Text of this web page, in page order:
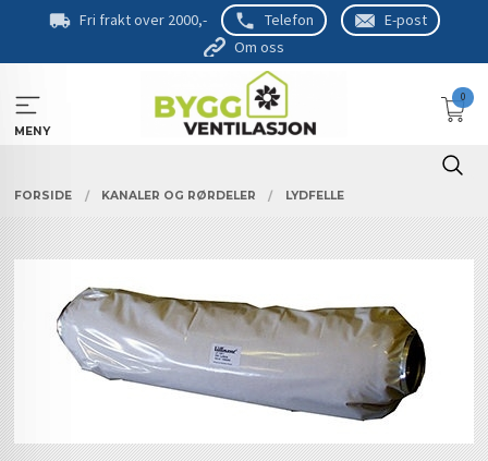
Fri frakt over 2000,- Telefon
E-post
Om oss
MENY
0
FORSIDE KANALER OG RØRDELER LYDFELLE